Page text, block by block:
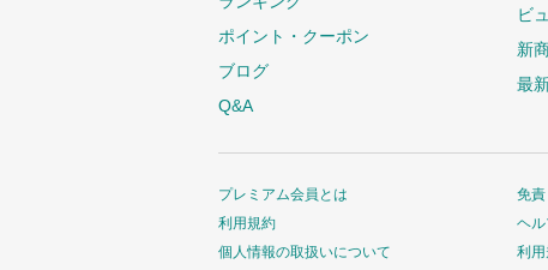
ポイント・クーポン
ブログ
Q&A
ビ
新
最
プレミアム会員とは
利用規約
個人情報の取扱いについて
免責
ヘ
利